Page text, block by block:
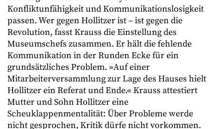
Konfliktunfähigkeit und Kommunikationslosigkeit
passen. Wer gegen Hollitzer ist – ist gegen die
Revolution, fasst Krauss die Einstellung des
Museumschefs zusammen. Er hält die fehlende
Kommunikation in der Runden Ecke für ein
grundsätzliches Problem. »Auf einer
Mitarbeiterversammlung zur Lage des Hauses hielt
Hollitzer ein Referat und Ende.« Krauss attestiert
Mutter und Sohn Hollitzer eine
Scheuklappenmentalität: Über Probleme werde
nicht gesprochen, Kritik dürfe nicht vorkommen.